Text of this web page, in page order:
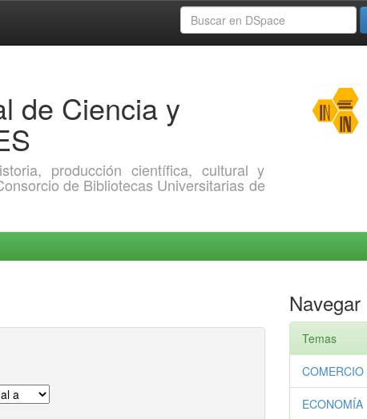
de Ciencia y
producción científica, cultural y
de Bibliotecas Universitarias de
Navegar
Temas
ECONOMÍA